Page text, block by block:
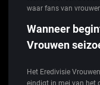
waar fans van
Wanneer
Vrouwen
Het Eredivisie
eindigt in mei van het